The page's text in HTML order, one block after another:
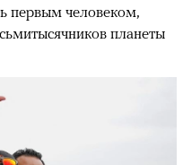
первым человеком,
планеты